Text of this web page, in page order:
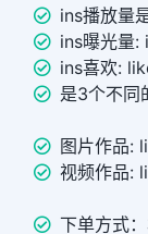
ins播放量
ins曝光量:
ins喜欢:
是3个不同
图片作品:
视频作品:
下单方式